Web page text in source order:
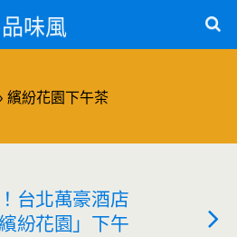
品味風
繽紛花園下午茶
台北萬豪酒店
紛花園」下午